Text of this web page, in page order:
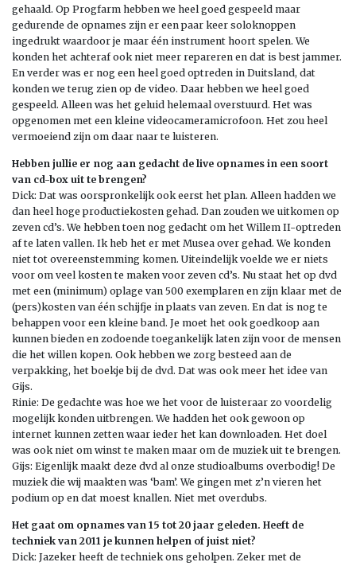
gehaald. Op Progfarm hebben we heel goed gespeeld maar
gedurende de opnames zijn er een paar keer soloknoppen
ingedrukt waardoor je maar één instrument hoort spelen. We
konden het achteraf ook niet meer repareren en dat is best jammer.
En verder was er nog een heel goed optreden in Duitsland, dat
konden we terug zien op de video. Daar hebben we heel goed
gespeeld. Alleen was het geluid helemaal overstuurd. Het was
opgenomen met een kleine videocameramicrofoon. Het zou heel
vermoeiend zijn om daar naar te luisteren.
Hebben jullie er nog aan gedacht de live opnames in een soort
van cd-box uit te brengen?
Dick: Dat was oorspronkelijk ook eerst het plan. Alleen hadden we
dan heel hoge productiekosten gehad. Dan zouden we uitkomen op
zeven cd’s. We hebben toen nog gedacht om het Willem II-optreden
af te laten vallen. Ik heb het er met Musea over gehad. We konden
niet tot overeenstemming komen. Uiteindelijk voelde we er niets
voor om veel kosten te maken voor zeven cd’s. Nu staat het op dvd
met een (minimum) oplage van 500 exemplaren en zijn klaar met de
(pers)kosten van één schijfje in plaats van zeven. En dat is nog te
behappen voor een kleine band. Je moet het ook goedkoop aan
kunnen bieden en zodoende toegankelijk laten zijn voor de mensen
die het willen kopen. Ook hebben we zorg besteed aan de
verpakking, het boekje bij de dvd. Dat was ook meer het idee van
Gijs.
Rinie: De gedachte was hoe we het voor de luisteraar zo voordelig
mogelijk konden uitbrengen. We hadden het ook gewoon op
internet kunnen zetten waar ieder het kan downloaden. Het doel
was ook niet om winst te maken maar om de muziek uit te brengen.
Gijs: Eigenlijk maakt deze dvd al onze studioalbums overbodig! De
muziek die wij maakten was ‘bam’. We gingen met z’n vieren het
podium op en dat moest knallen. Niet met overdubs.
Het gaat om opnames van 15 tot 20 jaar geleden. Heeft de
techniek van 2011 je kunnen helpen of juist niet?
Dick: Jazeker heeft de techniek ons geholpen. Zeker met de